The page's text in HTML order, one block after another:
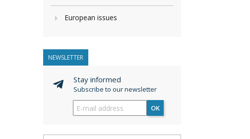
European issues
NEWSLETTER
Stay informed
Subscribe to our newsletter
OK